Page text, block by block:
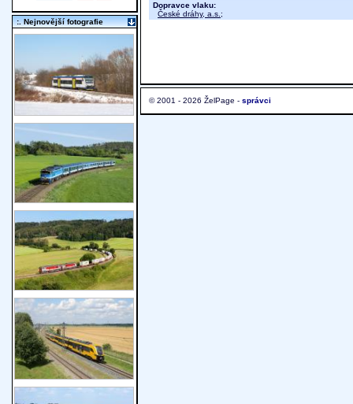
Dopravce vlaku:
České dráhy, a.s. ;
© 2001 - 2026 ŽelPage - správci
:. Nejnovější fotografie